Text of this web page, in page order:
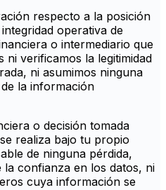
respecto a la posición
operativa de
o intermediario que
ni verificamos la legitimidad
ni asumimos ninguna
la información
o decisión tomada
realiza bajo tu propio
de ninguna pérdida,
confianza en los datos, ni
cuya información se